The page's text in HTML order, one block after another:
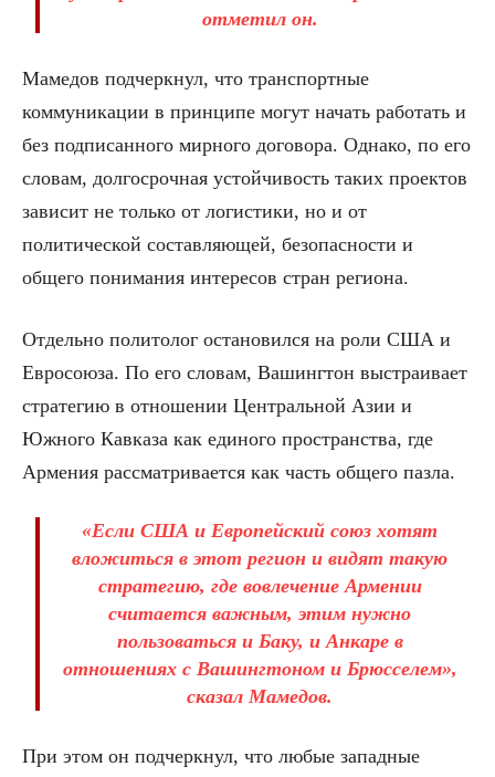
отметил он.
Мамедов подчеркнул, что транспортные
коммуникации в принципе могут начать работать и
без подписанного мирного договора. Однако, по его
словам, долгосрочная устойчивость таких проектов
зависит не только от логистики, но и от
политической составляющей, безопасности и
общего понимания интересов стран региона.
Отдельно политолог остановился на роли США и
Евросоюза. По его словам, Вашингтон выстраивает
стратегию в отношении Центральной Азии и
Южного Кавказа как единого пространства, где
Армения рассматривается как часть общего пазла.
«Если США и Европейский союз хотят
вложиться в этот регион и видят такую
стратегию, где вовлечение Армении
считается важным, этим нужно
пользоваться и Баку, и Анкаре в
отношениях с Вашингтоном и Брюсселем»,
сказал Мамедов.
При этом он подчеркнул, что любые западные